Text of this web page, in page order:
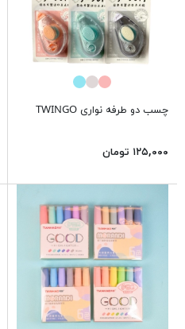
چسب دو طرفه نواری TWINGO
۱۲۵,۰۰۰ تومان